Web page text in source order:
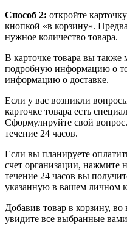
Способ 2: откройте
кнопкой «в корзину».
нужное количество товара.
В карточке товара вы также
подробную информацию о
информацию о доставке.
Если у вас возникли
карточке товара есть
Сформулируйте свой
течение 24 часов.
Если вы планируете
счет организации, нажмите
течение 24 часов вы
указанную в вашем личном
Добавив товар в корзину,
увидите все выбранные